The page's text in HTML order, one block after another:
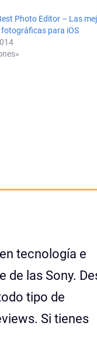
Photo Editor – Las
para iOS
tecnología e
de las Sony.
tipo de
Si tienes